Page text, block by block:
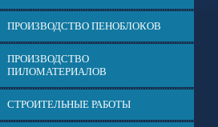
ПРОИЗВОДСТВО ПЕНОБЛОКОВ
ПРОИЗВОДСТВО
ПИЛОМАТЕРИАЛОВ
СТРОИТЕЛЬНЫЕ РАБОТЫ